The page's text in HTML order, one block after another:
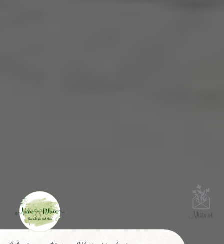
Like trang để cùng Nhiên tận hưởng
cuộc sống yên bình